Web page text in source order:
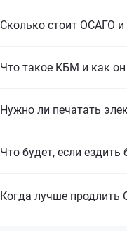
Сколько стоит ОСАГО и
Что такое КБМ и как
Нужно ли печатать
Что будет, если ездить
Когда лучше продлить